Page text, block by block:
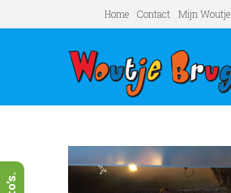
Home Contact Mijn Woutje